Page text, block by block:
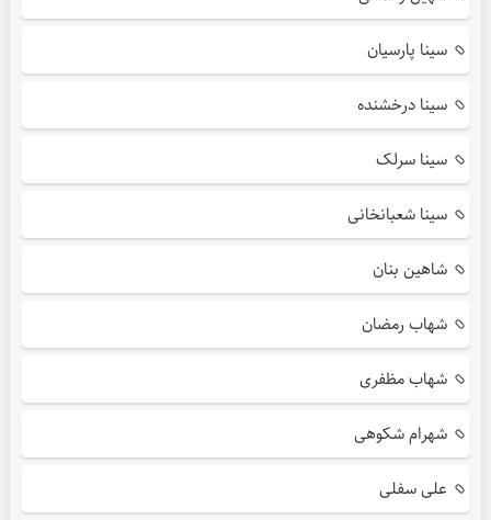
سینا پارسیان
سینا درخشنده
سینا سرلک
سینا شعبانخانی
شاهین بنان
شهاب رمضان
شهاب مظفری
شهرام شکوهی
علی سفلی